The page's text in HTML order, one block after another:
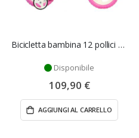
Bicicletta bambina 12 pollici Barbie - Dino Bikes
Disponibile
109,90 €
AGGIUNGI AL CARRELLO